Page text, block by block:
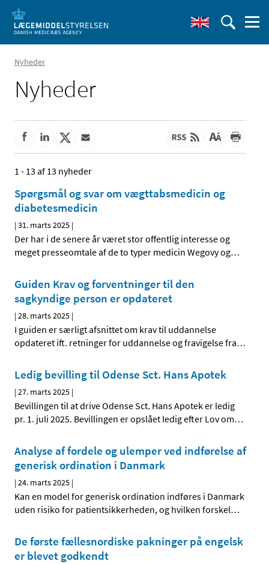
Nyheder
Nyheder
1 - 13 af 13 nyheder
Spørgsmål og svar om vægttabsmedicin og
diabetesmedicin
|31. marts 2025 |
Der har i de senere år været stor offentlig interesse og
meget presseomtale af de to typer medicin Wegovy og…
Guiden Krav og forventninger til den
sagkyndige person er opdateret
|28. marts 2025 |
I guiden er særligt afsnittet om krav til uddannelse
opdateret ift. retninger for uddannelse og fravigelse fra…
Ledig bevilling til Odense Sct. Hans Apotek
|27. marts 2025 |
Bevillingen til at drive Odense Sct. Hans Apotek er ledig
pr. 1. juli 2025. Bevillingen er opslået ledig efter Lov om…
Analyse af fordele og ulemper ved indførelse af
generisk ordination i Danmark
|24. marts 2025 |
Kan en model for generisk ordination indføres i Danmark
uden risiko for patientsikkerheden, og hvilken forskel…
De første fællesnordiske pakninger på engelsk
er blevet godkendt